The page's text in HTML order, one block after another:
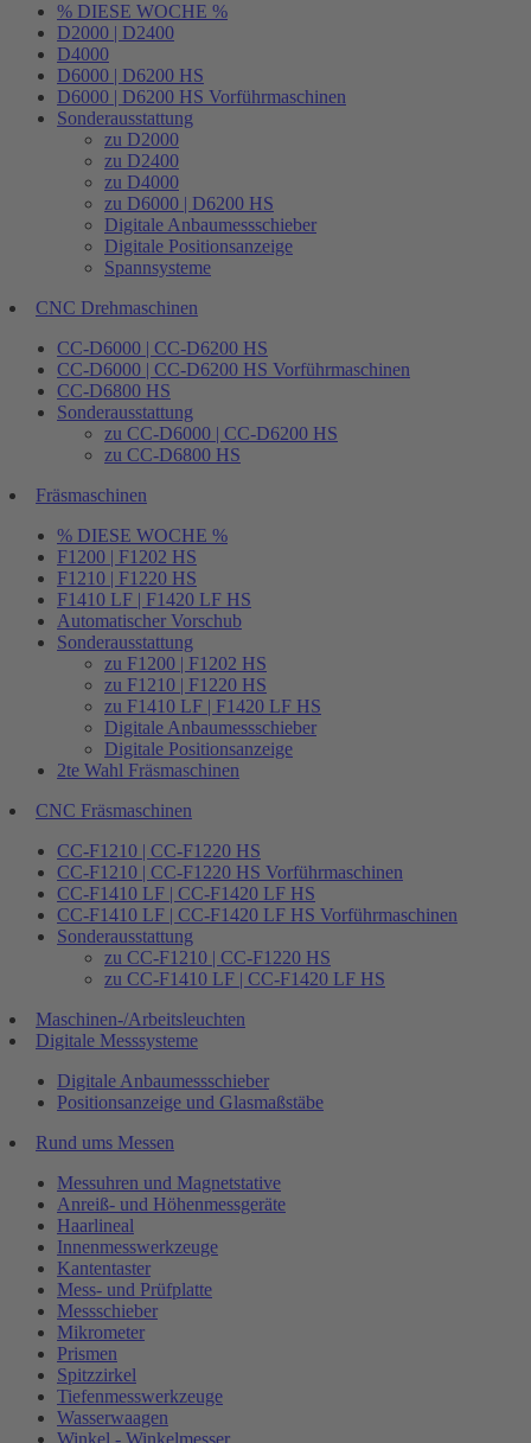
% DIESE WOCHE %
D2000 | D2400
D4000
D6000 | D6200 HS
D6000 | D6200 HS Vorführmaschinen
Sonderausstattung
zu D2000
zu D2400
zu D4000
zu D6000 | D6200 HS
Digitale Anbaumessschieber
Digitale Positionsanzeige
Spannsysteme
CNC Drehmaschinen
CC-D6000 | CC-D6200 HS
CC-D6000 | CC-D6200 HS Vorführmaschinen
CC-D6800 HS
Sonderausstattung
zu CC-D6000 | CC-D6200 HS
zu CC-D6800 HS
Fräsmaschinen
% DIESE WOCHE %
F1200 | F1202 HS
F1210 | F1220 HS
F1410 LF | F1420 LF HS
Automatischer Vorschub
Sonderausstattung
zu F1200 | F1202 HS
zu F1210 | F1220 HS
zu F1410 LF | F1420 LF HS
Digitale Anbaumessschieber
Digitale Positionsanzeige
2te Wahl Fräsmaschinen
CNC Fräsmaschinen
CC-F1210 | CC-F1220 HS
CC-F1210 | CC-F1220 HS Vorführmaschinen
CC-F1410 LF | CC-F1420 LF HS
CC-F1410 LF | CC-F1420 LF HS Vorführmaschinen
Sonderausstattung
zu CC-F1210 | CC-F1220 HS
zu CC-F1410 LF | CC-F1420 LF HS
Maschinen-/Arbeitsleuchten
Digitale Messsysteme
Digitale Anbaumessschieber
Positionsanzeige und Glasmaßstäbe
Rund ums Messen
Messuhren und Magnetstative
Anreiß- und Höhenmessgeräte
Haarlineal
Innenmesswerkzeuge
Kantentaster
Mess- und Prüfplatte
Messschieber
Mikrometer
Prismen
Spitzzirkel
Tiefenmesswerkzeuge
Wasserwaagen
Winkel - Winkelmesser